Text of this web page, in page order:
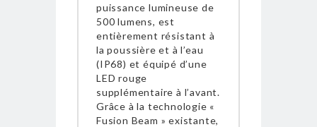
puissance lumineuse de
500 lumens, est
entièrement résistant à
la poussière et à l’eau
(IP68) et équipé d’une
LED rouge
supplémentaire à l’avant.
Grâce à la technologie «
Fusion Beam » existante,